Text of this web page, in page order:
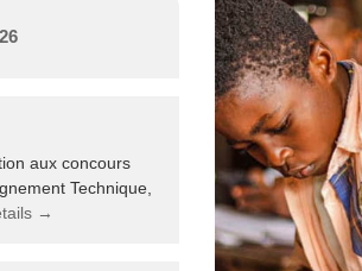
aux concours
Technique,
→